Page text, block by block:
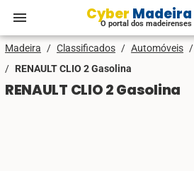
menu Cyber Madeira
O portal dos madeirenses
Madeira / Classificados / Automóveis /
/ RENAULT CLIO 2 Gasolina
RENAULT CLIO 2 Gasolina